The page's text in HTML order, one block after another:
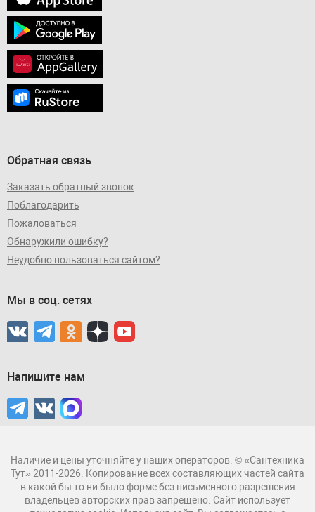
Обратная связь
Заказать обратный звонок
Поблагодарить
Пожаловаться
Обнаружили ошибку?
Неудобно пользоваться сайтом?
Мы в соц. сетях
Напишите нам
Наличие и цены уточняйте у наших операторов. © «Сантехника
Тут» 2011-2026. Копирование всех составляющих частей сайта
в какой бы то ни было форме без письменного разрешения
владельцев авторских прав запрещено. Сайт использует